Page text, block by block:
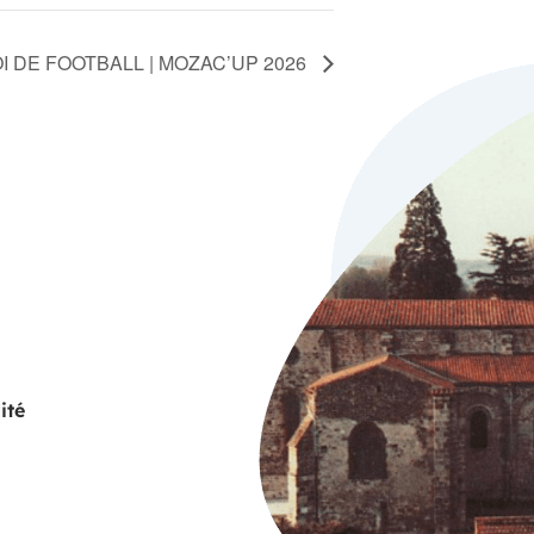
DE FOOTBALL | MOZAC’UP 2026